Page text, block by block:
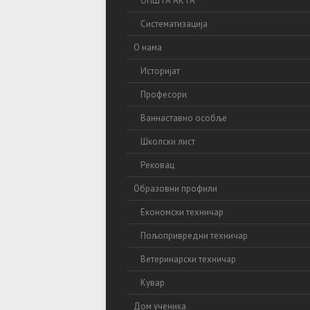
Систематизација
О нама
Историјат
Професори
Ваннаставно особље
Школски лист
Рековац
Образовни профили
Економски техничар
Пољопривредни техничар
Ветеринарски техничар
Кувар
Дом ученика